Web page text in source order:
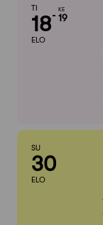
TI
18
ELO
KE
19
SU
30
ELO